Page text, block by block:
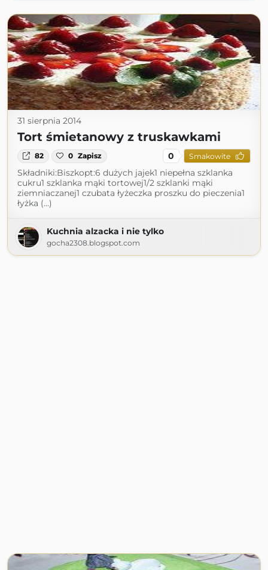
31 sierpnia 2014
Tort śmietanowy z truskawkami
82 0 Zapisz 0 Smakowite
Składniki:Biszkopt:6 dużych jajek1 niepełna szklanka
cukru1 szklanka mąki tortowej1/2 szklanki mąki
ziemniaczanej1 czubata łyżeczka proszku do pieczenia1
łyżka (...)
Kuchnia alzacka i nie tylko
gocha2308.blogspot.com